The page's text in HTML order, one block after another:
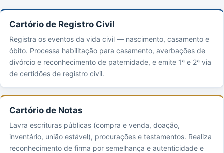
Cartório de Registro Civil
Registra os eventos da vida civil — nascimento, casamento e
óbito. Processa habilitação para casamento, averbações de
divórcio e reconhecimento de paternidade, e emite 1ª e 2ª via
de certidões de registro civil.
Cartório de Notas
Lavra escrituras públicas (compra e venda, doação,
inventário, união estável), procurações e testamentos. Realiza
reconhecimento de firma por semelhança e autenticidade e